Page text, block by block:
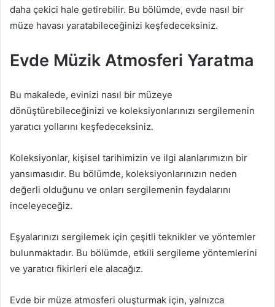
daha çekici hale getirebilir. Bu bölümde, evde nasıl bir
müze havası yaratabileceğinizi keşfedeceksiniz.
Evde Müzik Atmosferi Yaratma
Bu makalede, evinizi nasıl bir müzeye
dönüştürebileceğinizi ve koleksiyonlarınızı sergilemenin
yaratıcı yollarını keşfedeceksiniz.
Koleksiyonlar, kişisel tarihimizin ve ilgi alanlarımızın bir
yansımasıdır. Bu bölümde, koleksiyonlarınızın neden
değerli olduğunu ve onları sergilemenin faydalarını
inceleyeceğiz.
Eşyalarınızı sergilemek için çeşitli teknikler ve yöntemler
bulunmaktadır. Bu bölümde, etkili sergileme yöntemlerini
ve yaratıcı fikirleri ele alacağız.
Evde bir müze atmosferi oluşturmak için, yalnızca